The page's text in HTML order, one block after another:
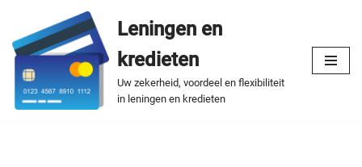
Spring
naar
de
inhoud
Leningen en
kredieten
Uw zekerheid, voordeel en flexibiliteit
in leningen en kredieten